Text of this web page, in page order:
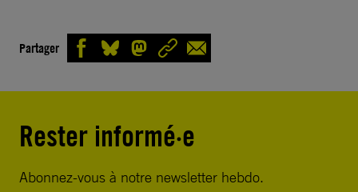
Partager
Rester informé·e
Abonnez-vous à notre newsletter hebdo.